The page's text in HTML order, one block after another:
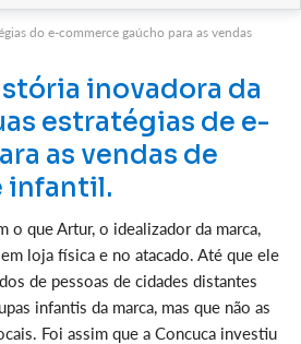
do e-commerce gaúcho para as vendas
inovadora da
estratégias de e-
as vendas de
infantil.
o que Artur, o idealizador da marca,
loja física e no atacado. Até que ele
de pessoas de cidades distantes
infantis da marca, mas que não as
Foi assim que a Concuca investiu